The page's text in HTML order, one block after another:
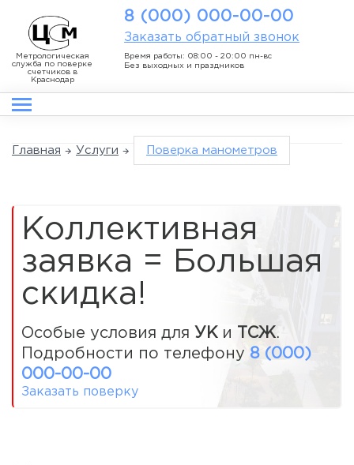
Метрологическая
служба по поверке
счетчиков в
Краснодар
8 (000) 000-00-00
Заказать обратный звонок
Время работы: 08:00 - 20:00 пн-вс
Без выходных и праздников
Главная Услуги Поверка манометров
Коллективная
заявка = Большая
скидка!
Особые условия для УК и ТСЖ.
Подробности по телефону 8 (000)
000-00-00
Заказать поверку